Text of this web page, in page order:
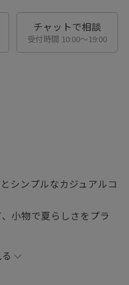
チャットで相談
受付時間 10:00〜19:00
シンプルなカジュアルコ
小物で夏らしさをプラ
ご相談は【友だち追加】